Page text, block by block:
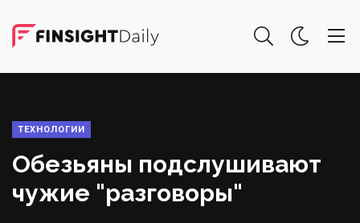
ТЕХНОЛОГИИ
Обезьяны подслушивают
чужие "разговоры"